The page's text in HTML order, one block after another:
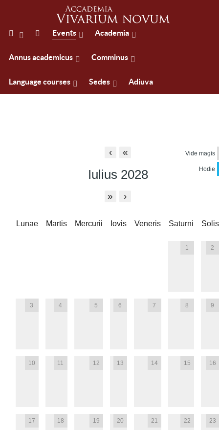
Events Academia
Annus academicus Comminus
Language courses Sedes Adiuva
‹ «
Iulius 2028
» ›
Vide magis
Hodie
Lunae Martis Mercurii Iovis Veneris Saturni Solis
1 2
3 4 5 6 7 8 9
10 11 12 13 14 15 16
17 18 19 20 21 22 23